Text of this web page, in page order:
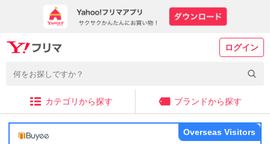
ログイン
カテゴリから探す ブランドから探す
Overseas Visitors